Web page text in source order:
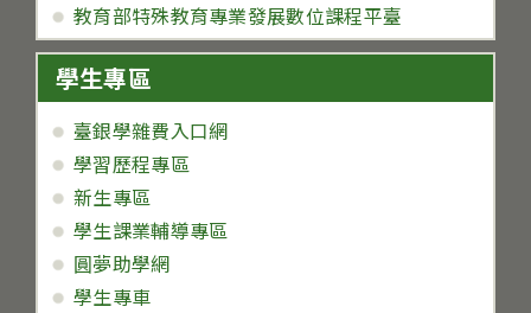
教育部特殊教育專業發展數位課程平臺
學生專區
臺銀學雜費入口網
學習歷程專區
新生專區
學生課業輔導專區
圓夢助學網
學生專車